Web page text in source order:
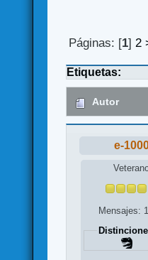
Páginas: [1] 2
Etiquetas:
Autor
e-
Mensajes: